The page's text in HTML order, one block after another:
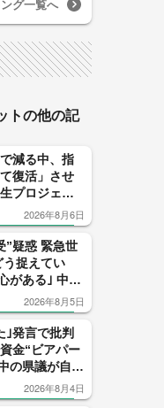
グ一覧へ
トの他の記
減る中、指
復活」させ
プロジェク
2026年8月6日
”疑惑 緊急世
う捉えてい
がある｣ 中尾
したのは僅
2026年8月5日
｣発言で批判
金“ビアパー
の県議が自民
辞任表明
2026年8月4日